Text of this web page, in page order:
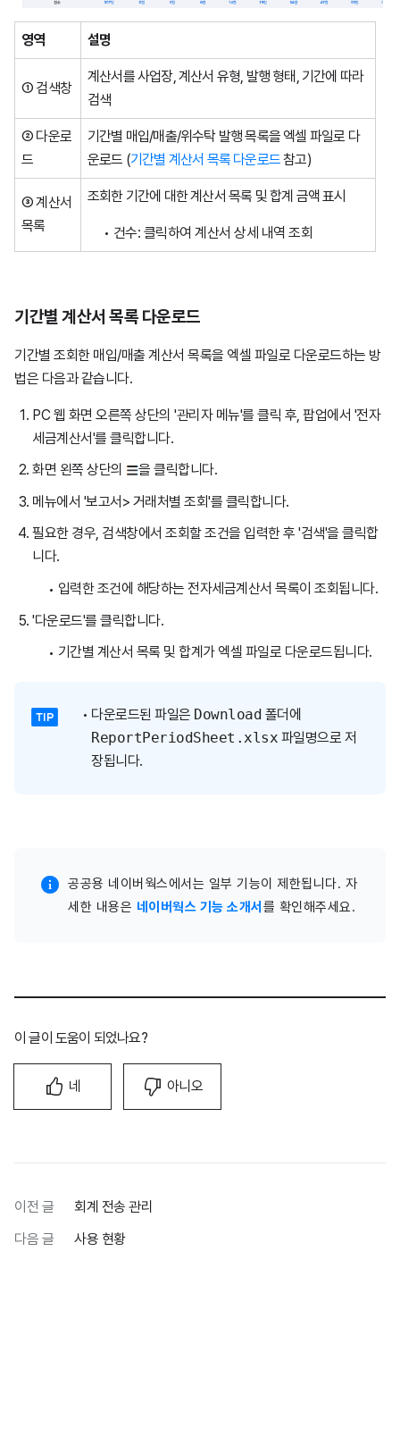
영역 설명
① 검색창
계산서를 사업장, 계산서 유형, 발행 형태, 기간에 따라
검색
② 다운로
드
기간별 매입/매출/위수탁 발행 목록을 엑셀 파일로 다
운로드 (기간별 계산서 목록 다운로드참고)
③ 계산서
목록
조회한 기간에 대한 계산서 목록 및 합계 금액 표시
건수: 클릭하여 계산서 상세 내역 조회
기간별 계산서 목록 다운로드
기간별 조회한 매입/매출 계산서 목록을 엑셀 파일로 다운로드하는 방
법은 다음과 같습니다.
PC 웹 화면 오른쪽 상단의 '관리자 메뉴'를 클릭 후, 팝업에서 '전자
세금계산서'를 클릭합니다.
화면 왼쪽 상단의
을 클릭합니다.
메뉴에서 '보고서> 거래처별 조회'를 클릭합니다.
필요한 경우, 검색창에서 조회할 조건을 입력한 후 '검색'을 클릭합
니다.
입력한 조건에 해당하는 전자세금계산서 목록이 조회됩니다.
'다운로드'를 클릭합니다.
기간별 계산서 목록 및 합계가 엑셀 파일로 다운로드됩니다.
다운로드된 파일은 Download 폴더에
ReportPeriodSheet.xlsx 파일명으로 저
장됩니다.
공공용 네이버웍스에서는 일부 기능이 제한됩니다. 자
세한 내용은 네이버웍스 기능 소개서 를 확인해주세요.
이 글이 도움이 되었나요?
네 아니오
이전 글
회계 전송 관리
다음 글
사용 현황